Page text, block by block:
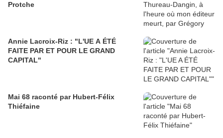
Protche
Annie Lacroix-Riz : "L'UE A ÉTÉ
FAITE PAR ET POUR LE GRAND
CAPITAL"
Mai 68 raconté par Hubert-Félix
Thiéfaine